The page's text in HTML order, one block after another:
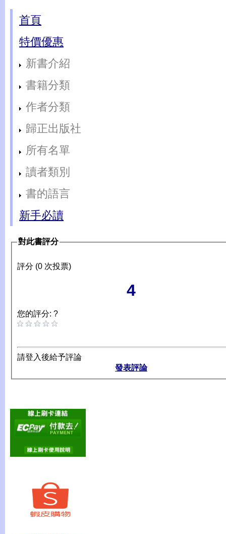
首頁
特價優惠
新書介紹
書籍分類
作者分類
歸正出版社
所有名單
讀者類別
書的語言
新手必讀
對此書評分
評分 (0 次投票)
4
您的評分: ?
請登入後給予評論
發表評論